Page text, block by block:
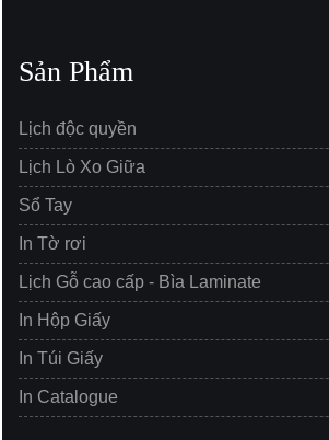
Sản Phẩm
Lịch độc quyền
Lịch Lò Xo Giữa
Sổ Tay
In Tờ rơi
Lịch Gỗ cao cấp - Bìa Laminate
In Hộp Giấy
In Túi Giấy
In Catalogue